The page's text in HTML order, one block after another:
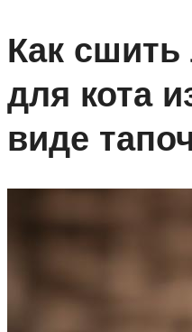
Как сшить
для кота
виде